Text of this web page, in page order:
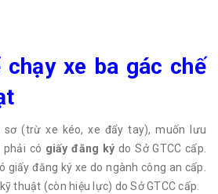
xe ba gác chế
(trừ xe kéo, xe đẩy tay), muốn lưu
có giấy đăng ký do Sở GTCC cấp.
giấy đăng ký xe do ngành công an cấp.
thuật (còn hiệu lực) do Sở GTCC cấp.